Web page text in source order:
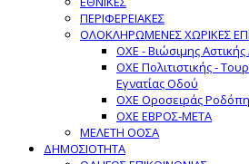
ΠΕΡΙΦΕΡΕΙΑΚΕΣ
ΟΛΟΚΛΗΡΩΜΕΝΕΣ ΧΩΡΙΚΕΣ
ΟΧΕ - Βιώσιμης
ΟΧΕ Πολιτιστικής -
Εγνατίας Οδού
ΟΧΕ Οροσειράς
ΟΧΕ ΕΒΡΟΣ-ΜΕΤΑ
ΜΕΛΕΤΗ ΟΟΣΑ
ΔΗΜΟΣΙΟΤΗΤΑ